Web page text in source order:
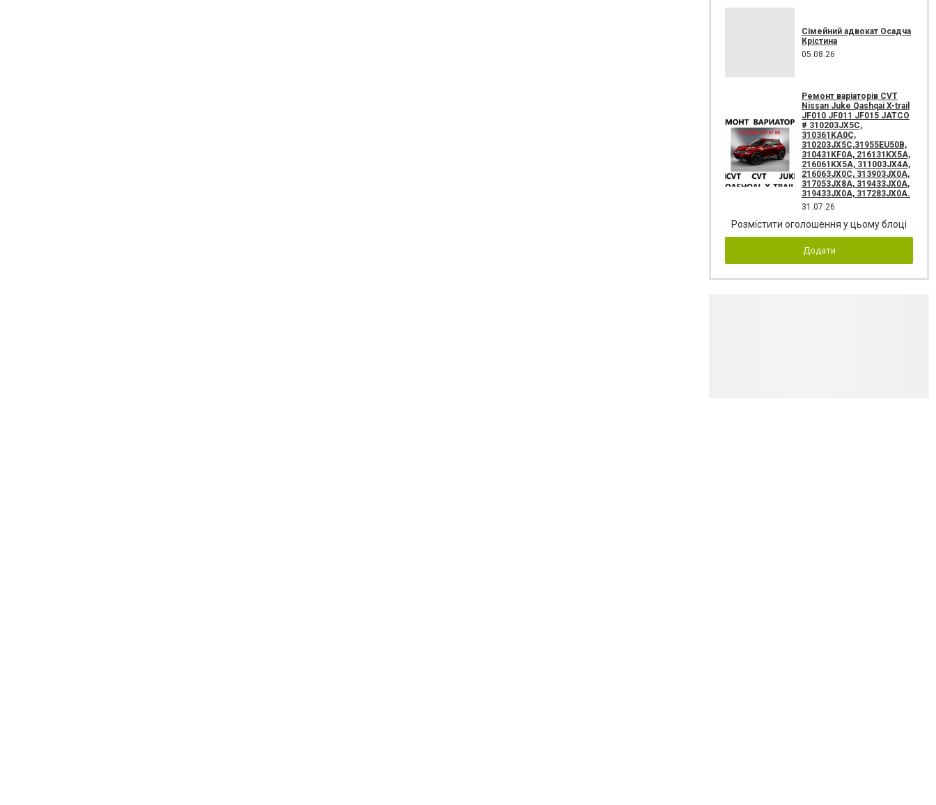
Сімейний адвокат Осадча
Крістина
05.08.26
Ремонт варіаторів CVT
Nissan Juke Qashqai X-trail
JF010 JF011 JF015 JATCO
# 310203JX5C,
310361KA0C,
310203JX5C,31955EU50B,
310431KF0A, 216131KX5A,
216061KX5A, 311003JX4A,
216063JX0C, 313903JX0A,
317053JX8A, 319433JX0A,
319433JX0A, 317283JX0A.
31.07.26
Розмістити оголошення у цьому блоці
Додати